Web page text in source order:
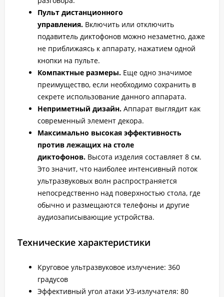
Пульт дистанционного
управления. Включить или отключить
подавитель диктофонов можно незаметно, даже
не приближаясь к аппарату, нажатием одной
кнопки на пульте.
Компактные размеры. Еще одно значимое
преимущество, если необходимо сохранить в
секрете использование данного аппарата.
Неприметный дизайн. Аппарат выглядит как
современный элемент декора.
Максимально высокая эффективность
против лежащих на столе
диктофонов. Высота изделия составляет 8 см.
Это значит, что наиболее интенсивный поток
ультразвуковых волн распространяется
непосредственно над поверхностью стола, где
обычно и размещаются телефоны и другие
аудиозаписывающие устройства.
Технические характеристики
Круговое ультразвуковое излучение: 360
градусов
Эффективный угол атаки УЗ-излучателя: 80